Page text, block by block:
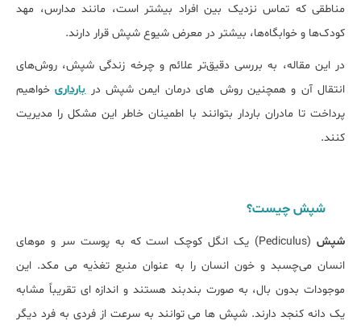
مناطقی که تماس نزدیک بین افراد بیشتر است، مانند مدارس، مهد
کودک‌ها و خوابگاه‌ها، بیشتر در معرض شیوع شپش قرار دارند.
در این مقاله، به بررسی دقیق‌تر علائم و چرخه زندگی شپش، روش‌های
انتقال آن و همچنین روش ‌های درمان ایمن شپش در بارداریخواهیم
پرداخت تا مادران باردار بتوانند با اطمینان خاطر این مشکل را مدیریت
کنند.
شپش چیست؟
شپش
(Pediculus) یک انگل کوچک است که به پوست سر و موهای
انسان می‌چسبد و خون انسان را به عنوان منبع تغذیه می ‌مکد. این
موجودات بدون بال، به صورت بندبند هستند و اندازه ‌ای تقریباً مشابه
یک دانه کنجد دارند. شپش ‌ها می ‌توانند به سرعت از فردی به فرد دیگر